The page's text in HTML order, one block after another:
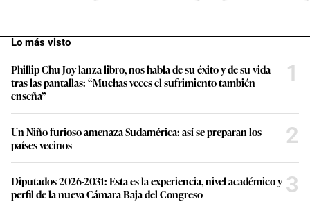
Lo más visto
Phillip Chu Joy lanza libro, nos habla de su éxito y de su vida
tras las pantallas: “Muchas veces el sufrimiento también
enseña”
1
Un Niño furioso amenaza Sudamérica: así se preparan los
países vecinos
2
Diputados 2026-2031: Esta es la experiencia, nivel académico y
perfil de la nueva Cámara Baja del Congreso
3